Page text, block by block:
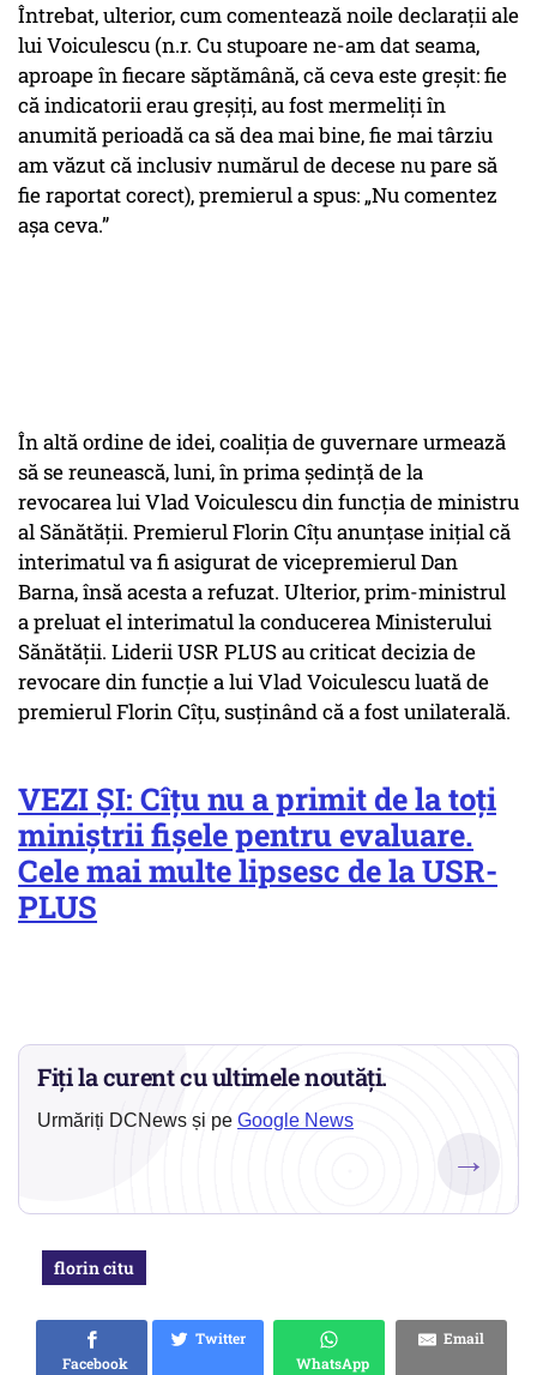
Întrebat, ulterior, cum comentează noile declarații ale
lui Voiculescu (n.r. Cu stupoare ne-am dat seama,
aproape în fiecare săptămână, că ceva este greşit: fie
că indicatorii erau greşiţi, au fost mermeliţi în
anumită perioadă ca să dea mai bine, fie mai târziu
am văzut că inclusiv numărul de decese nu pare să
fie raportat corect), premierul a spus: „Nu comentez
așa ceva.”
În altă ordine de idei, coaliţia de guvernare urmează
să se reunească, luni, în prima şedinţă de la
revocarea lui Vlad Voiculescu din funcţia de ministru
al Sănătăţii. Premierul Florin Cîţu anunțase iniţial că
interimatul va fi asigurat de vicepremierul Dan
Barna, însă acesta a refuzat. Ulterior, prim-ministrul
a preluat el interimatul la conducerea Ministerului
Sănătăţii. Liderii USR PLUS au criticat decizia de
revocare din funcţie a lui Vlad Voiculescu luată de
premierul Florin Cîţu, susţinând că a fost unilaterală.
VEZI ȘI: Cîțu nu a primit de la toți
miniștrii fișele pentru evaluare.
Cele mai multe lipsesc de la USR-
PLUS
Fiți la curent cu ultimele noutăți.
Urmăriți DCNews și pe Google News
→
florin citu
Facebook
Twitter
WhatsApp
Email